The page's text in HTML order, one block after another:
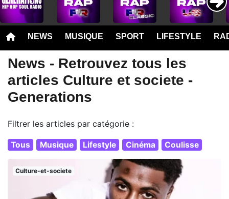
NEWS MUSIQUE SPORT LIFESTYLE
News - Retrouvez tous les
articles Culture et societe -
Generations
Filtrer les articles par catégorie :
Tous Musique Lifestyle Cinéma Coulisse
Culture-et-societe